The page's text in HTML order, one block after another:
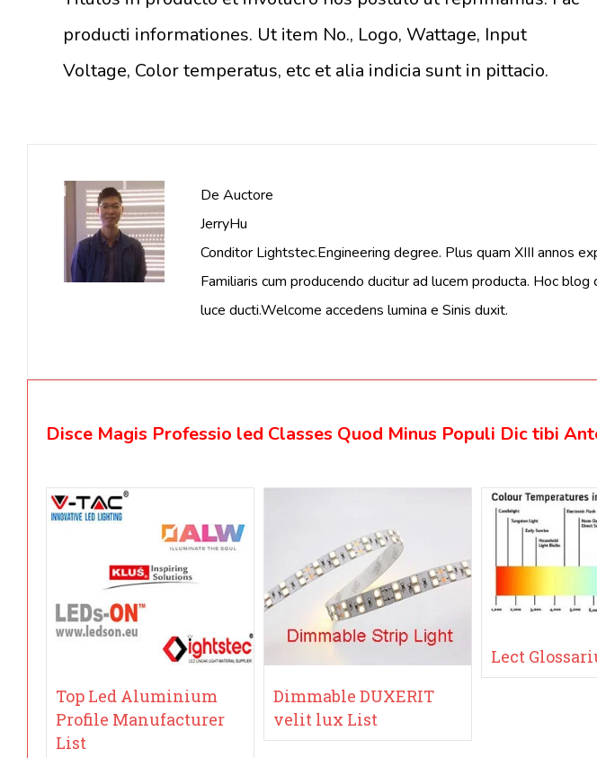
producti informationes. Ut item No., Logo, Wattage, Input
Voltage, Color temperatus, etc et alia indicia sunt in pittacio.
De Auctore
JerryHu
Conditor Lightstec.Engineering degree. Plus quam XIII annos
Familiaris cum producendo ducitur ad lucem producta. Hoc
luce ducti.Welcome accedens lumina e Sinis duxit.
Disce Magis Professio led Classes Quod Minus Populi Dic tibi
Top Led Aluminium
Profile Manufacturer
List
Dimmable DUXERIT
velit lux List
Lect